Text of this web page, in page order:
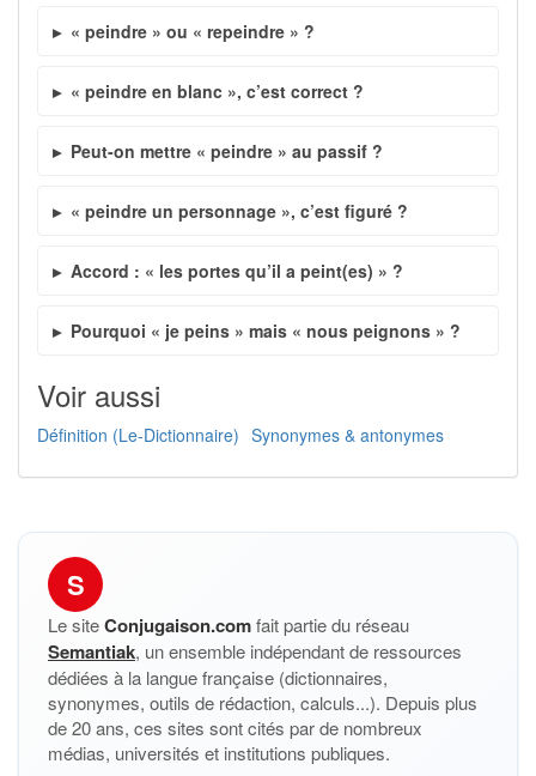
« peindre » ou « repeindre » ?
« peindre en blanc », c’est correct ?
Peut-on mettre « peindre » au passif ?
« peindre un personnage », c’est figuré ?
Accord : « les portes qu’il a peint(es) » ?
Pourquoi « je peins » mais « nous peignons » ?
Voir aussi
Définition (Le-Dictionnaire) Synonymes & antonymes
S
Le siteConjugaison.comfait partie du réseau
Semantiak, un ensemble indépendant de ressources
dédiées à la langue française (dictionnaires,
synonymes, outils de rédaction, calculs...). Depuis plus
de 20 ans, ces sites sont cités par de nombreux
médias, universités et institutions publiques.